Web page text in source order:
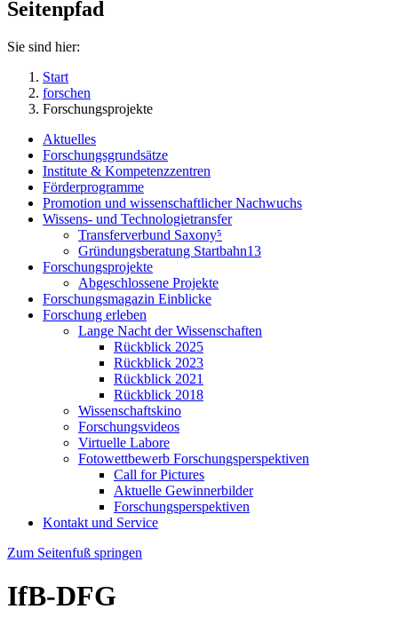
Seitenpfad
Sie sind hier:
Start
forschen
Forschungsprojekte
Aktuelles
Forschungsgrundsätze
Institute & Kompetenzzentren
Förderprogramme
Promotion und wissenschaftlicher Nachwuchs
Wissens- und Technologietransfer
Transferverbund Saxony⁵
Gründungsberatung Startbahn13
Forschungsprojekte
Abgeschlossene Projekte
Forschungsmagazin Einblicke
Forschung erleben
Lange Nacht der Wissenschaften
Rückblick 2025
Rückblick 2023
Rückblick 2021
Rückblick 2018
Wissenschaftskino
Forschungsvideos
Virtuelle Labore
Fotowettbewerb Forschungsperspektiven
Call for Pictures
Aktuelle Gewinnerbilder
Forschungsperspektiven
Kontakt und Service
Zum Seitenfuß springen
IfB-DFG